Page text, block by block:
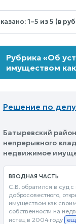
1–5 из 5 (в
Рубрика «Об
имуществом
Решение по
Батыревский
непрерывного
недвижимое
ВВОДНАЯ ЧАСТЬ
С.В. обратился в суд с
добросовестного,
имуществом как
собственности на
истец в 2004 году